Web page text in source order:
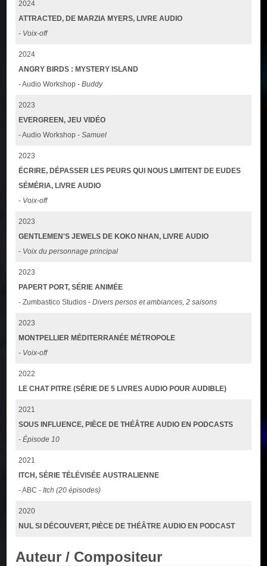
2024
ATTRACTED, DE MARZIA MYERS, LIVRE AUDIO
- Voix-off
2024
ANGRY BIRDS : MYSTERY ISLAND
- Audio Workshop -Buddy
2023
EVERGREEN, JEU VIDÉO
- Audio Workshop -Samuel
2023
ÉCRIRE, DÉPASSER LES PEURS QUI NOUS LIMITENT DE EUDES
SÉMÉRIA, LIVRE AUDIO
- Voix-off
2023
GENTLEMEN'S JEWELS DE KOKO NHAN, LIVRE AUDIO
- Voix du personnage principal
2023
PAPERT PORT, SÉRIE ANIMÉE
- Zumbastico Studios -Divers persos et ambiances, 2 saisons
2023
MONTPELLIER MÉDITERRANÉE MÉTROPOLE
- Voix-off
2022
LE CHAT PITRE (SÉRIE DE 5 LIVRES AUDIO POUR AUDIBLE)
2021
SOUS INFLUENCE, PIÈCE DE THÉÂTRE AUDIO EN PODCASTS
-Épisode 10
2021
ITCH, SÉRIE TÉLÉVISÉE AUSTRALIENNE
- ABC -Itch (20 épisodes)
2020
NUL SI DÉCOUVERT, PIÈCE DE THÉÂTRE AUDIO EN PODCAST
Auteur / Compositeur